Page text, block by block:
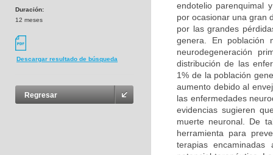
Duración:
12 meses
Descargar resultado de búsqueda
Regresar
endotelio parenquimal
por ocasionar una gran
por las grandes
genera. En población
neurodegeneración
distribución de las
1% de la población
aumento debido al
las enfermedades
evidencias sugieren
muerte neuronal. De
herramienta para
terapias